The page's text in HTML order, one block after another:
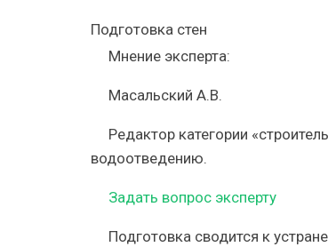
Подготовка стен
Мнение эксперта:
Масальский А.В.
Редактор категории
водоотведению.
Задать вопрос эксперту
Подготовка сводится к